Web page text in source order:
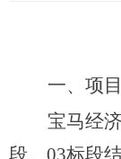
一、 项
宝马经
段、 03标段